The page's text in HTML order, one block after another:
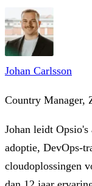
Johan Carlsson
Country Manager,
Johan leidt
adoptie, DevOps-
cloudoplossingen